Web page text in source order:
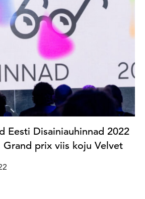
Eesti Disainiauhinnad 2022
prix viis koju Velvet